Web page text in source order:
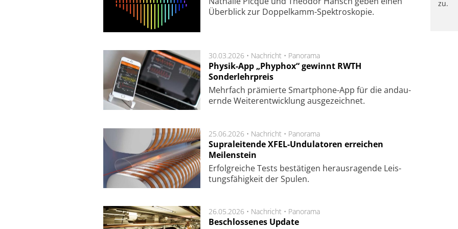
Überblick zur Doppelkamm-Spektroskopie.
30.03.2026 • Nachricht • Panorama
Physik-App „Phyphox“ gewinnt RWTH
Sonderlehrpreis
Mehr­fach prä­mier­te Smart­phone-App für die an­dau­
ern­de Wei­ter­ent­wick­lung aus­ge­zeich­net.
25.06.2026 • Nachricht • Panorama
Supraleitende XFEL-Undulatoren erreichen
Meilenstein
Er­folg­rei­che Tests be­stä­ti­gen he­raus­ra­gen­de Leis­
tungs­fä­hig­keit der Spu­len.
26.05.2026 • Nachricht • Panorama
Beschlossenes Update
zu.